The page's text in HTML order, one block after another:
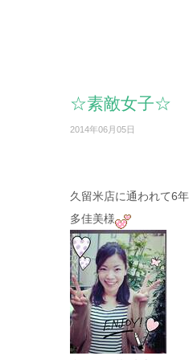
☆素敵女子☆
2014年06月05日
久留米店に通われて6
多佳美様